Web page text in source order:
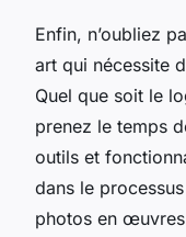
Enfin, n’oubliez
art qui nécessite
Quel que soit le
prenez le temps
outils et
dans le
photos en œuvres